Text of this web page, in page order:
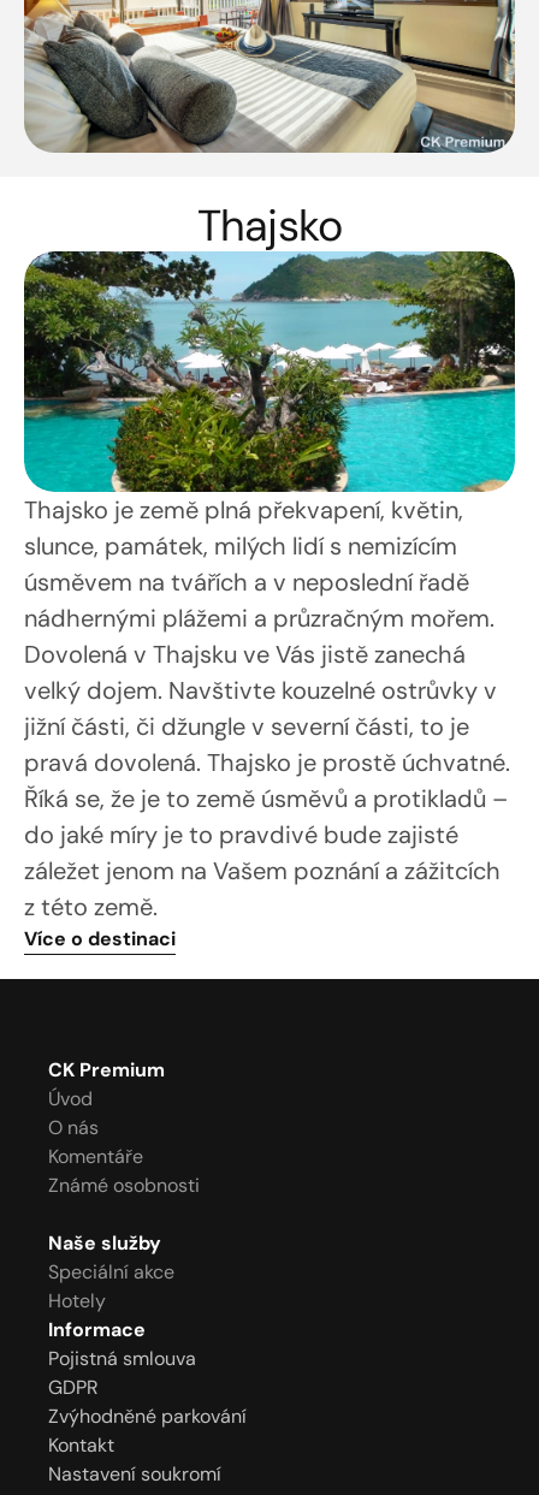
Thajsko
Thajsko je země plná překvapení, květin,
slunce, památek, milých lidí s nemizícím
úsměvem na tvářích a v neposlední řadě
nádhernými plážemi a průzračným mořem.
Dovolená v Thajsku ve Vás jistě zanechá
velký dojem. Navštivte kouzelné ostrůvky v
jižní části, či džungle v severní části, to je
pravá dovolená. Thajsko je prostě úchvatné.
Říká se, že je to země úsměvů a protikladů –
do jaké míry je to pravdivé bude zajisté
záležet jenom na Vašem poznání a zážitcích
z této země.
Více o destinaci
CK Premium
Úvod
O nás
Komentáře
Známé osobnosti
Naše služby
Speciální akce
Hotely
Informace
Pojistná smlouva
GDPR
Zvýhodněné parkování
Kontakt
Nastavení soukromí